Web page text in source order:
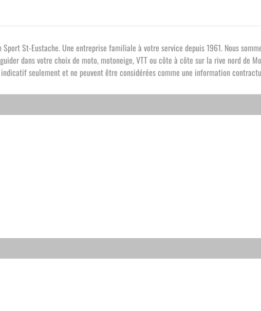
Sport St-Eustache. Une entreprise familiale à votre service depuis 1961. Nous
dans votre choix de moto, motoneige, VTT ou côte à côte sur la rive nord de
seulement et ne peuvent être considérées comme une information